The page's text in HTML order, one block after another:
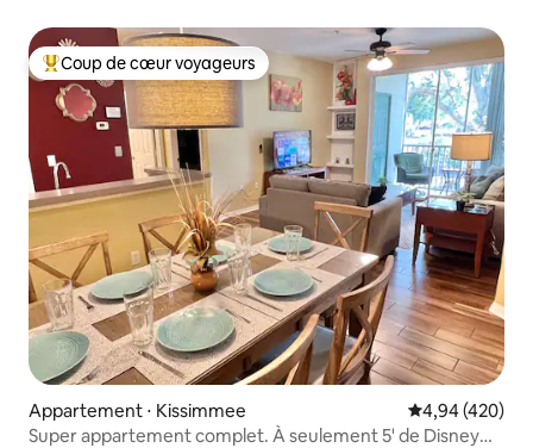
Coups de cœur voyageurs les plus appréciés
Coup de cœur voyageurs
Appartement ⋅ Kissimmee Évaluation
4,94 (420)
Super appartement complet. À seulement 5' de Disney